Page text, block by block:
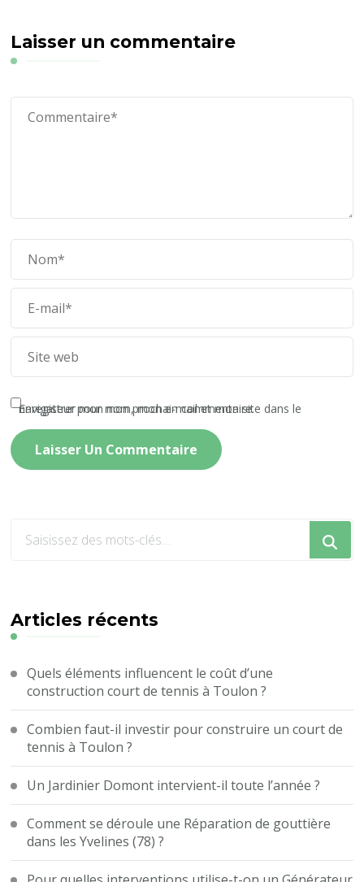
Laisser un commentaire
Enregistrer mon nom, mon e-mail et mon site dans le navigateur pour mon prochain commentaire.
?
Articles récents
Quels éléments influencent le coût d’une
construction court de tennis à Toulon ?
Combien faut-il investir pour construire un court de
tennis à Toulon ?
Un Jardinier Domont intervient-il toute l’année ?
Comment se déroule une Réparation de gouttière
dans les Yvelines (78) ?